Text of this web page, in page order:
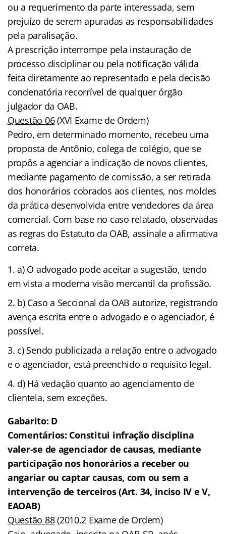
ou a requerimento da parte interessada, sem
prejuízo de serem apuradas as responsabilidades
pela paralisação.
A prescrição interrompe pela instauração de
processo disciplinar ou pela notificação válida
feita diretamente ao representado e pela decisão
condenatória recorrível de qualquer órgão
julgador da OAB.
Questão 06(XVI Exame de Ordem)
Pedro, em determinado momento, recebeu uma
proposta de Antônio, colega de colégio, que se
propôs a agenciar a indicação de novos clientes,
mediante pagamento de comissão, a ser retirada
dos honorários cobrados aos clientes, nos moldes
da prática desenvolvida entre vendedores da área
comercial. Com base no caso relatado, observadas
as regras do Estatuto da OAB, assinale a afirmativa
correta.
a) O advogado pode aceitar a sugestão, tendo
em vista a moderna visão mercantil da profissão.
b) Caso a Seccional da OAB autorize, registrando
avença escrita entre o advogado e o agenciador, é
possível.
c) Sendo publicizada a relação entre o advogado
e o agenciador, está preenchido o requisito legal.
d) Há vedação quanto ao agenciamento de
clientela, sem exceções.
Gabarito: D
Comentários: Constitui infração disciplina
valer-se de agenciador de causas, mediante
participação nos honorários a receber ou
angariar ou captar causas, com ou sem a
intervenção de terceiros (Art. 34, inciso IV e V,
EAOAB)
Questão 88(2010.2 Exame de Ordem)